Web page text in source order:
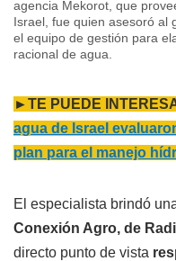
agencia Mekorot, que
Israel, fue quien asesoró al
el equipo de gestión para
racional de agua.
►TE PUEDE
agua de Israel
plan para el manejo
El especialista brindó
Conexión Agro, de
directo punto de vista